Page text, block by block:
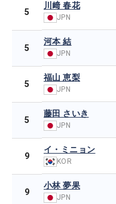
5
川﨑 春花
JPN
5
河本 結
JPN
5
福山 恵梨
JPN
5
藤田 さいき
JPN
9
イ・ミニョン
KOR
9
小林 夢果
JPN